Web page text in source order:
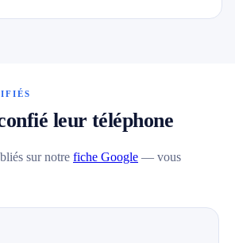
leur téléphone
sur notre fiche Google — vous